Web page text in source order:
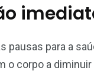
pausas para a
o corpo a diminuir